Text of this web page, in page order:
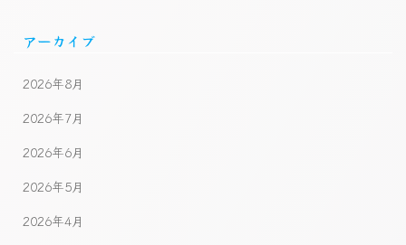
アーカイブ
2026年8月
2026年7月
2026年6月
2026年5月
2026年4月